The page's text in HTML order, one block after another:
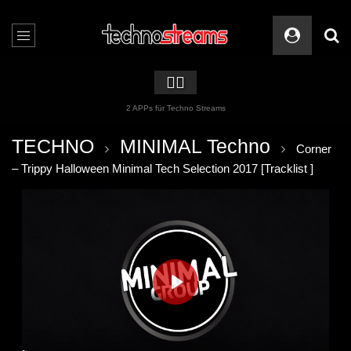
🏳️‍🌈
2 APPs für Techno Streams
TECHNO MINIMAL Techno
Corner
– Trippy Halloween Minimal Tech Selection 2017 [Tracklist ]
PLAY